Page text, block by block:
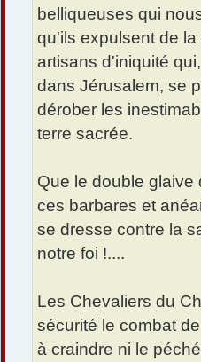
belliqueuses qui
qu'ils expulsent de
artisans d'iniquité
dans Jérusalem, se
dérober les
terre sacrée.
Que le double glaive
ces barbares et
se dresse contre la
notre foi !....
Les Chevaliers du
sécurité le combat
à craindre ni le